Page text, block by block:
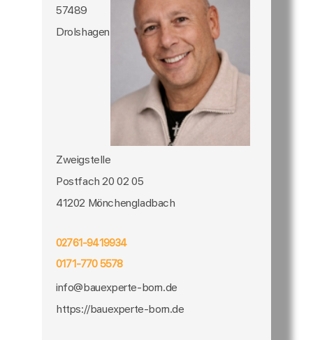
57489
Drolshagen
Zweigstelle
Postfach 20 02 05
41202 Mönchengladbach
02761-9419934
0171-770 5578
info@bauexperte-born.de
https://bauexperte-born.de